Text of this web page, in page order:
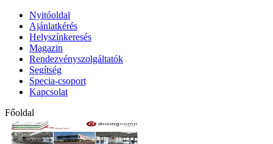
Nyitóoldal
Ajánlatkérés
Helyszínkeresés
Magazin
Rendezvényszolgáltatók
Segítség
Specia-csoport
Kapcsolat
Főoldal